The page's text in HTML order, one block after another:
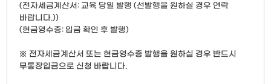
(전자세금계산서: 교육 당일 발행 (선발행을 원하실 경우 연락
바랍니다.))
(현금영수증: 입금 확인 후 발행)
※ 전자세금계산서 또는 현금영수증 발행을 원하실 경우 반드시
무통장입금으로 신청 바랍니다.